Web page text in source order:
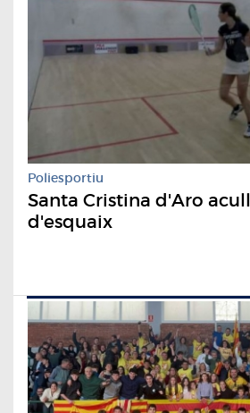
Poliesportiu
Santa Cristina d'Aro
d'esquaix